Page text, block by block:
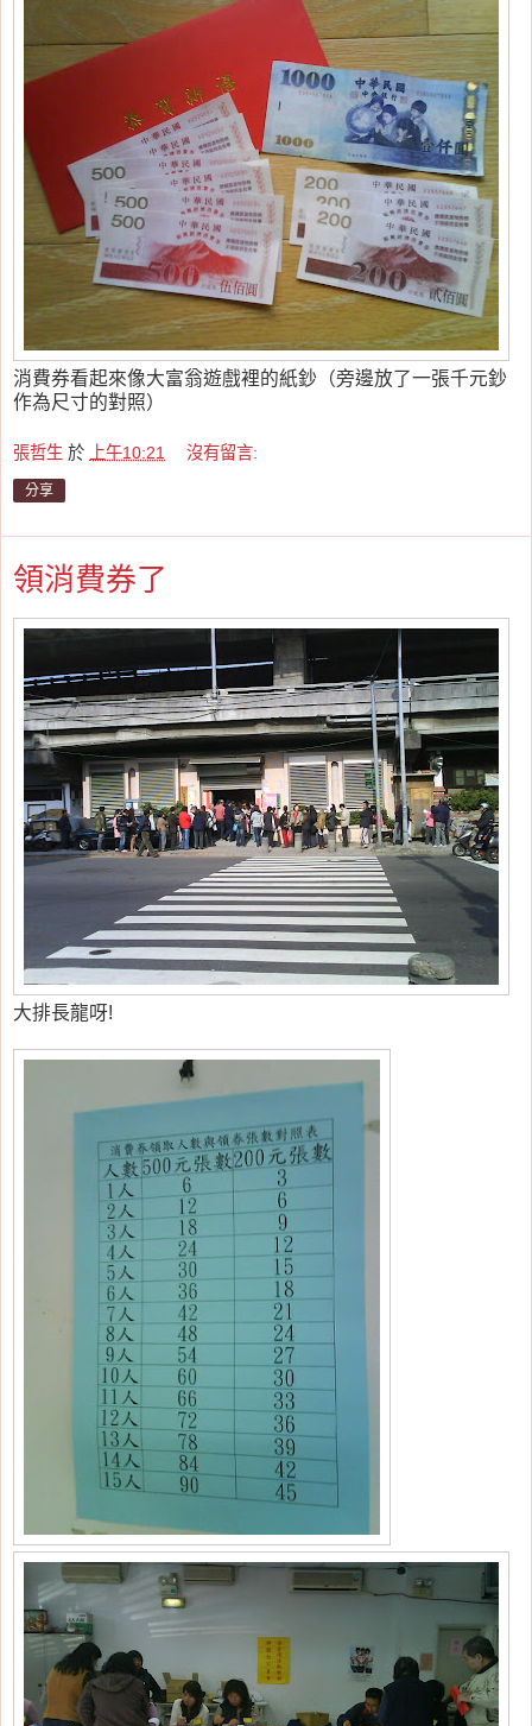
消費券看起來像大富翁遊戲裡的紙鈔（旁邊放了一張千元鈔
作為尺寸的對照）
張哲生 於 上午10:21 沒有留言:
分享
領消費券了
大排長龍呀!